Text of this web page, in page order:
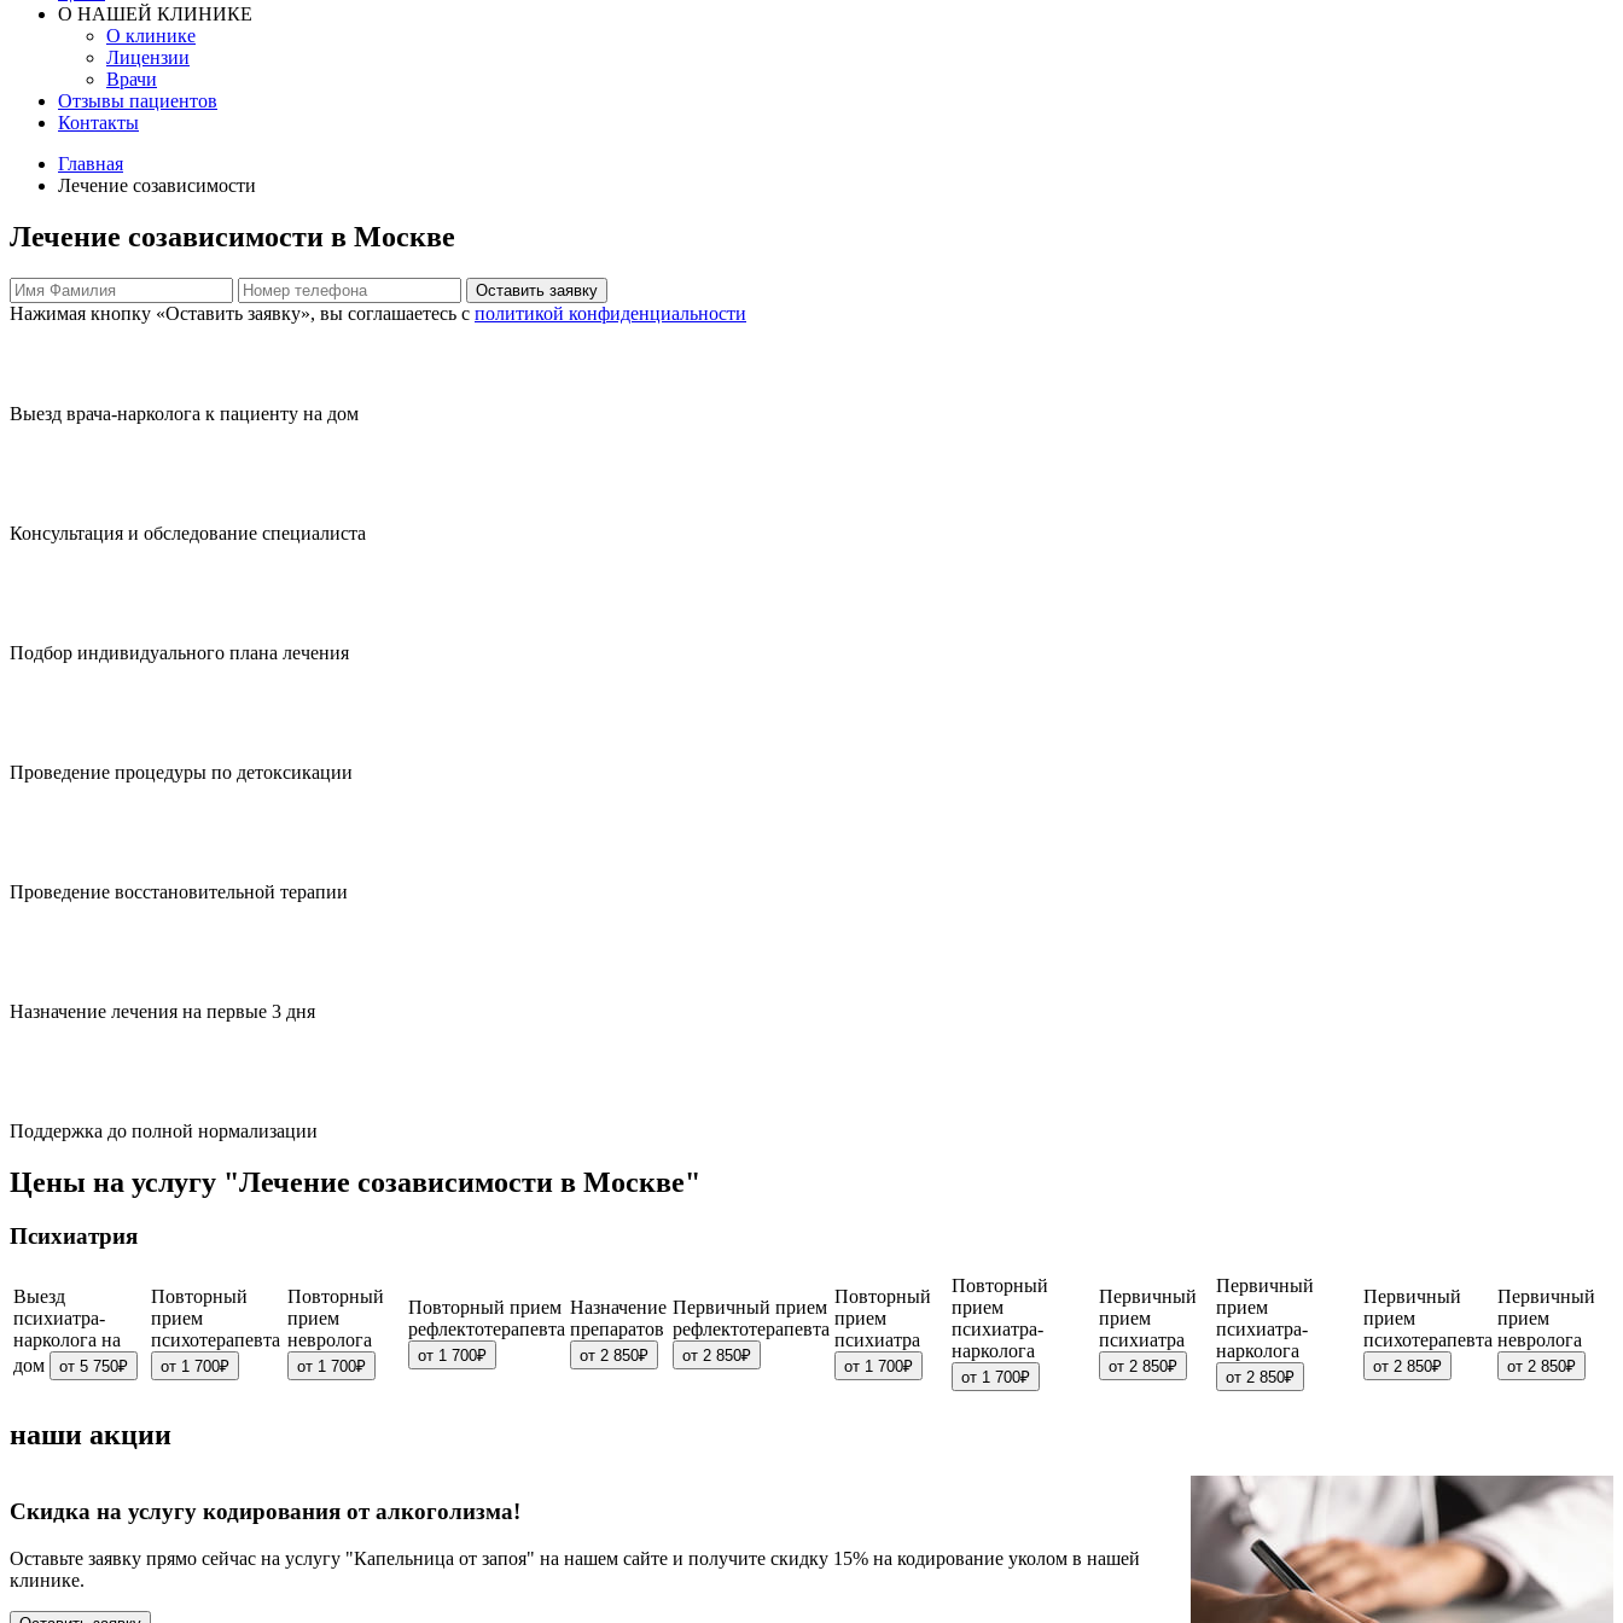
О НАШЕЙ КЛИНИКЕ
О клинике
Лицензии
Врачи
Отзывы пациентов
Контакты
Главная
Лечение созависимости
Лечение созависимости в Москве
Оставить заявку
Нажимая кнопку «Оставить заявку», вы соглашаетесь с политикой конфиденциальности
Выезд врача-нарколога к пациенту на дом
Консультация и обследование специалиста
Подбор индивидуального плана лечения
Проведение процедуры по детоксикации
Проведение восстановительной терапии
Назначение лечения на первые 3 дня
Поддержка до полной нормализации
Цены на услугу "Лечение созависимости в Москве"
Психиатрия
Выезд
психиатра-
нарколога на
дом
от 5 750₽
Повторный
прием
психотерапевта
от 1 700₽
Повторный
прием
невролога
от 1 700₽
Повторный прием
рефлектотерапевта
от 1 700₽
Назначение
препаратов
от 2 850₽
Первичный прием
рефлектотерапевта
от 2 850₽
Повторный
прием
психиатра
от 1 700₽
Повторный
прием
психиатра-
нарколога
от 1 700₽
Первичный
прием
психиатра
от 2 850₽
Первичный
прием
психиатра-
нарколога
от 2 850₽
Первичный
прием
психотерапевта
от 2 850₽
Первичный
прием
невролога
от 2 850₽
наши акции
Скидка на услугу кодирования от алкоголизма!
Оставьте заявку прямо сейчас на услугу "Капельница от запоя" на нашем сайте и получите скидку 15% на кодирование уколом в нашей
клинике.